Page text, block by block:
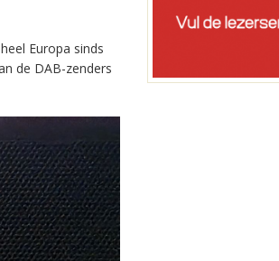
Europa sinds
de DAB-zenders